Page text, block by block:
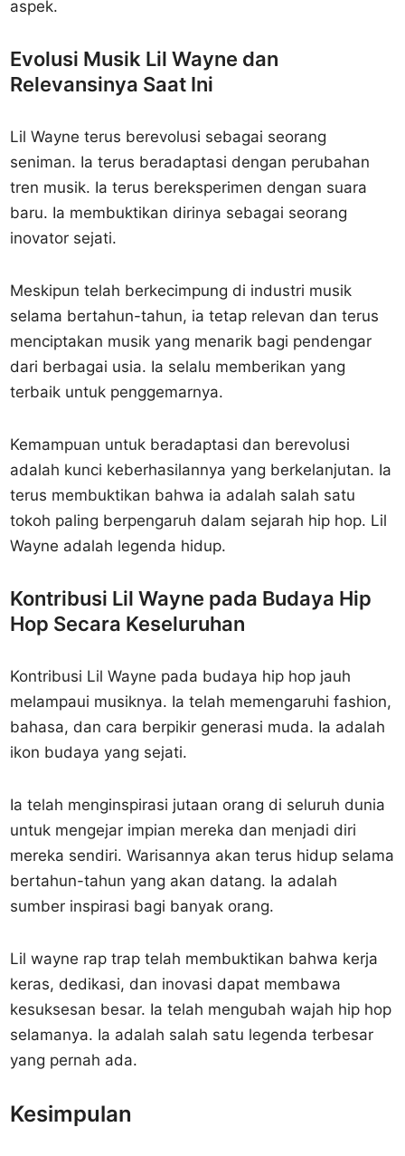
aspek.
Evolusi Musik Lil Wayne dan
Relevansinya Saat Ini
Lil Wayne terus berevolusi sebagai seorang
seniman. Ia terus beradaptasi dengan perubahan
tren musik. Ia terus bereksperimen dengan suara
baru. Ia membuktikan dirinya sebagai seorang
inovator sejati.
Meskipun telah berkecimpung di industri musik
selama bertahun-tahun, ia tetap relevan dan terus
menciptakan musik yang menarik bagi pendengar
dari berbagai usia. Ia selalu memberikan yang
terbaik untuk penggemarnya.
Kemampuan untuk beradaptasi dan berevolusi
adalah kunci keberhasilannya yang berkelanjutan. Ia
terus membuktikan bahwa ia adalah salah satu
tokoh paling berpengaruh dalam sejarah hip hop. Lil
Wayne adalah legenda hidup.
Kontribusi Lil Wayne pada Budaya Hip
Hop Secara Keseluruhan
Kontribusi Lil Wayne pada budaya hip hop jauh
melampaui musiknya. Ia telah memengaruhi fashion,
bahasa, dan cara berpikir generasi muda. Ia adalah
ikon budaya yang sejati.
Ia telah menginspirasi jutaan orang di seluruh dunia
untuk mengejar impian mereka dan menjadi diri
mereka sendiri. Warisannya akan terus hidup selama
bertahun-tahun yang akan datang. Ia adalah
sumber inspirasi bagi banyak orang.
Lil wayne rap trap telah membuktikan bahwa kerja
keras, dedikasi, dan inovasi dapat membawa
kesuksesan besar. Ia telah mengubah wajah hip hop
selamanya. Ia adalah salah satu legenda terbesar
yang pernah ada.
Kesimpulan